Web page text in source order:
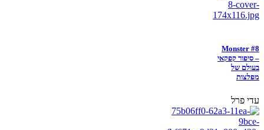
Monster #8
– סיפור קפקאי
בעולם של
מפלצות
עדי פרל